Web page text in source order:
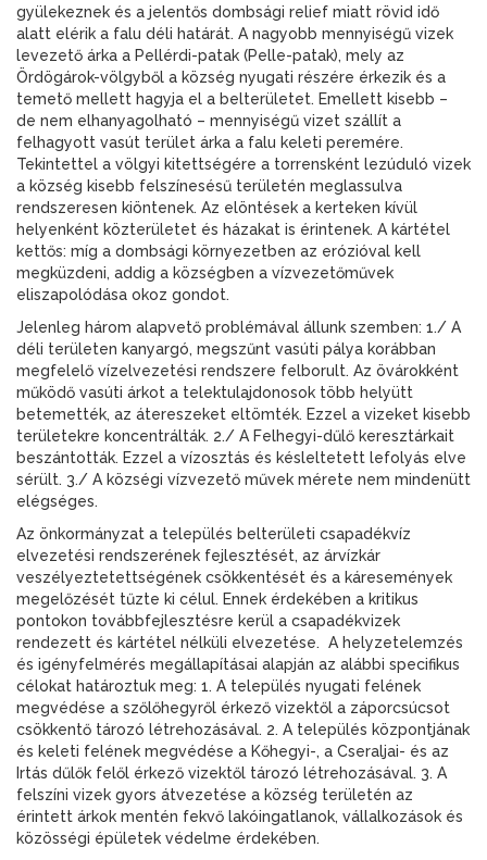
gyülekeznek és a jelentős dombsági relief miatt rövid idő
alatt elérik a falu déli határát. A nagyobb mennyiségű vizek
levezető árka a Pellérdi-patak (Pelle-patak), mely az
Ördögárok-völgyből a község nyugati részére érkezik és a
temető mellett hagyja el a belterületet. Emellett kisebb –
de nem elhanyagolható – mennyiségű vizet szállít a
felhagyott vasút terület árka a falu keleti peremére.
Tekintettel a völgyi kitettségére a torrensként lezúduló vizek
a község kisebb felszínesésű területén meglassulva
rendszeresen kiöntenek. Az elöntések a kerteken kívül
helyenként közterületet és házakat is érintenek. A kártétel
kettős: míg a dombsági környezetben az erózióval kell
megküzdeni, addig a községben a vízvezetőművek
eliszapolódása okoz gondot.
Jelenleg három alapvető problémával állunk szemben: 1./ A
déli területen kanyargó, megszűnt vasúti pálya korábban
megfelelő vízelvezetési rendszere felborult. Az övárokként
működő vasúti árkot a telektulajdonosok több helyütt
betemették, az átereszeket eltömték. Ezzel a vizeket kisebb
területekre koncentrálták. 2./ A Felhegyi-dűlő keresztárkait
beszántották. Ezzel a vízosztás és késleltetett lefolyás elve
sérült. 3./ A községi vízvezető művek mérete nem mindenütt
elégséges.
Az önkormányzat a település belterületi csapadékvíz
elvezetési rendszerének fejlesztését, az árvízkár
veszélyeztetettségének csökkentését és a káresemények
megelőzését tűzte ki célul. Ennek érdekében a kritikus
pontokon továbbfejlesztésre kerül a csapadékvizek
rendezett és kártétel nélküli elvezetése. A helyzetelemzés
és igényfelmérés megállapításai alapján az alábbi specifikus
célokat határoztuk meg: 1. A település nyugati felének
megvédése a szőlőhegyről érkező vizektől a záporcsúcsot
csökkentő tározó létrehozásával. 2. A település központjának
és keleti felének megvédése a Kőhegyi-, a Cseraljai- és az
Irtás dűlők felől érkező vizektől tározó létrehozásával. 3. A
felszíni vizek gyors átvezetése a község területén az
érintett árkok mentén fekvő lakóingatlanok, vállalkozások és
közösségi épületek védelme érdekében.